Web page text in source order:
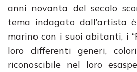
anni novanta del secolo
tema indagato dall’artista
marino con i suoi abitanti, i
loro differenti generi,
riconoscibile nel loro